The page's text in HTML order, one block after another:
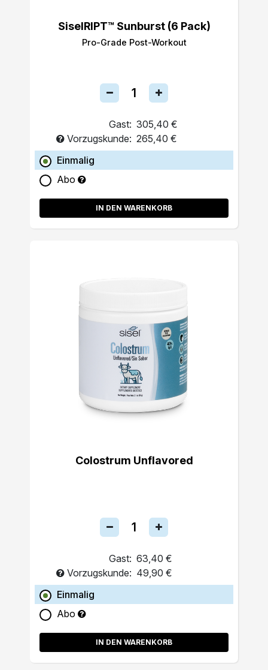
SiselRIPT™ Sunburst (6 Pack)
Pro-Grade Post-Workout
Gast: 305,40 €
Vorzugskunde: 265,40 €
Einmalig
Abo
IN DEN WARENKORB
Colostrum Unflavored
Gast: 63,40 €
Vorzugskunde: 49,90 €
Einmalig
Abo
IN DEN WARENKORB